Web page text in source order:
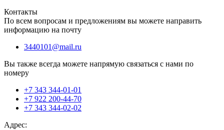
Контакты
По всем вопросам и предложениям вы можете направить
информацию на почту
3440101@mail.ru
Вы также всегда можете напрямую связаться с нами по
номеру
+7 343 344-01-01
+7 922 200-44-70
+7 343 344-02-02
Адрес: